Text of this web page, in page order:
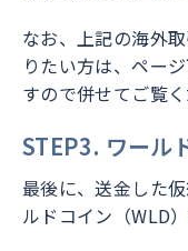
なお、上記の海外
りたい方は、ペー
すので併せてご覧く
STEP3. ワール
最後に、送金した
ルドコイン（WLD